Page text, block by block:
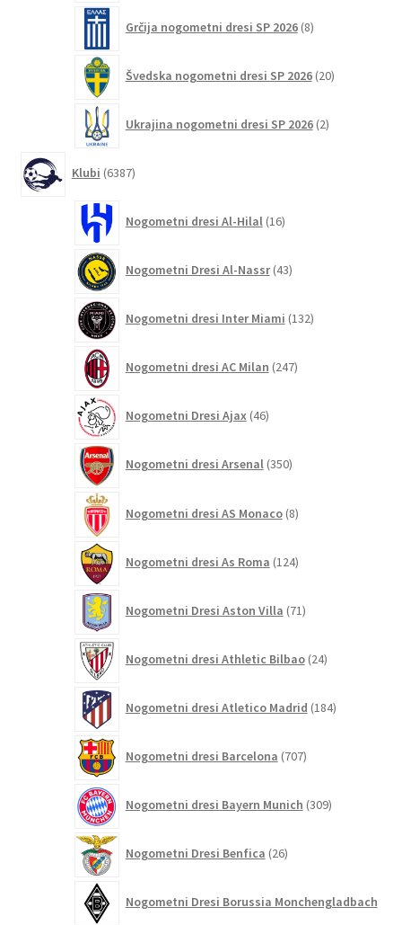
Grčija nogometni dresi SP 2026 8izdelkov
Švedska nogometni dresi SP 2026 20izdelkov
Ukrajina nogometni dresi SP 2026 2izdelka
Klubi 6387izdelkov
Nogometni dresi Al-Hilal 16izdelkov
Nogometni Dresi Al-Nassr 43izdelkov
Nogometni dresi Inter Miami 132izdelkov
Nogometni dresi AC Milan 247izdelkov
Nogometni Dresi Ajax 46izdelkov
Nogometni dresi Arsenal 350izdelkov
Nogometni dresi AS Monaco 8izdelkov
Nogometni dresi As Roma 124izdelkov
Nogometni Dresi Aston Villa 71izdelkov
Nogometni dresi Athletic Bilbao 24izdelkov
Nogometni dresi Atletico Madrid 184izdelkov
Nogometni dresi Barcelona 707izdelkov
Nogometni dresi Bayern Munich 309izdelkov
Nogometni Dresi Benfica 26izdelkov
Nogometni Dresi Borussia Monchengladbach